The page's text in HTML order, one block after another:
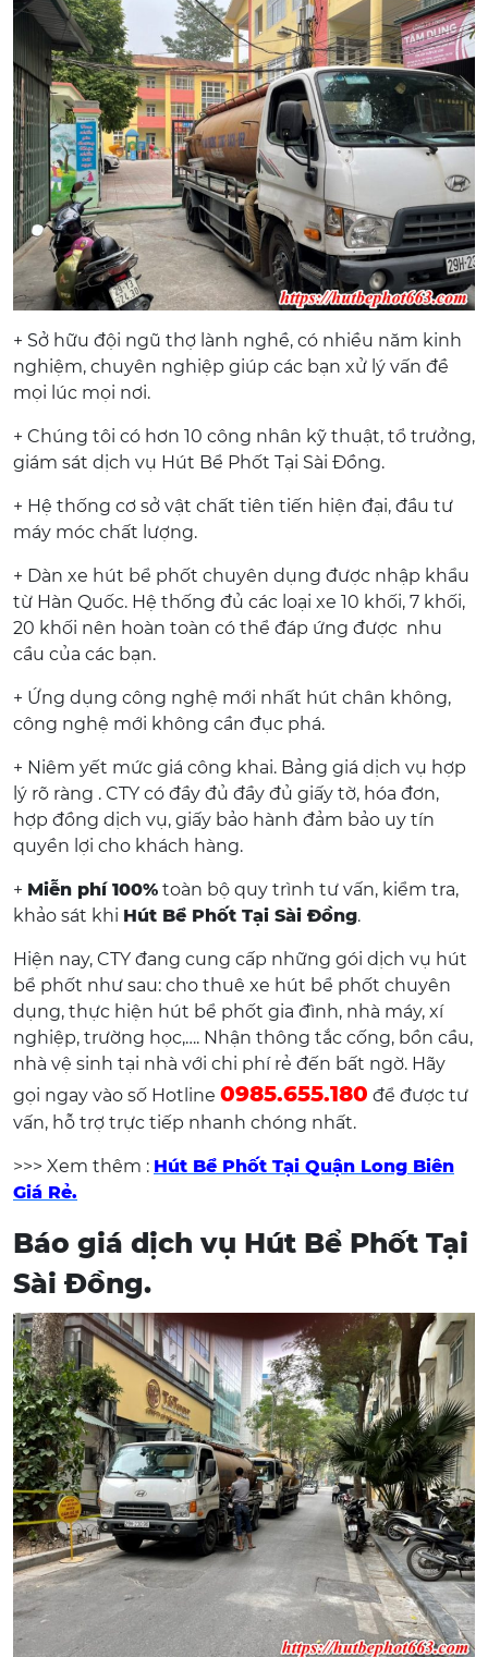
+ Sở hữu đội ngũ thợ lành nghề, có nhiều năm kinh
nghiệm, chuyên nghiệp giúp các bạn xử lý vấn đề
mọi lúc mọi nơi.
+ Chúng tôi có hơn 10 công nhân kỹ thuật, tổ trưởng,
giám sát dịch vụ Hút Bể Phốt Tại Sài Đồng.
+ Hệ thống cơ sở vật chất tiên tiến hiện đại, đầu tư
máy móc chất lượng.
+ Dàn xe hút bể phốt chuyên dụng được nhập khẩu
từ Hàn Quốc. Hệ thống đủ các loại xe 10 khối, 7 khối,
20 khối nên hoàn toàn có thể đáp ứng được nhu
cầu của các bạn.
+ Ứng dụng công nghệ mới nhất hút chân không,
công nghệ mới không cần đục phá.
+ Niêm yết mức giá công khai. Bảng giá dịch vụ hợp
lý rõ ràng . CTY có đầy đủ đầy đủ giấy tờ, hóa đơn,
hợp đồng dịch vụ, giấy bảo hành đảm bảo uy tín
quyền lợi cho khách hàng.
+ Miễn phí 100% toàn bộ quy trình tư vấn, kiểm tra,
khảo sát khi Hút Bể Phốt Tại Sài Đồng.
Hiện nay, CTY đang cung cấp những gói dịch vụ hút
bể phốt như sau: cho thuê xe hút bể phốt chuyên
dụng, thực hiện hút bể phốt gia đình, nhà máy, xí
nghiệp, trường học,…. Nhận thông tắc cống, bồn cầu,
nhà vệ sinh tại nhà với chi phí rẻ đến bất ngờ. Hãy
gọi ngay vào số Hotline 0985.655.180 để được tư
vấn, hỗ trợ trực tiếp nhanh chóng nhất.
>>> Xem thêm : Hút Bể Phốt Tại Quận Long Biên
Giá Rẻ.
Báo giá dịch vụ Hút Bể Phốt Tại
Sài Đồng.